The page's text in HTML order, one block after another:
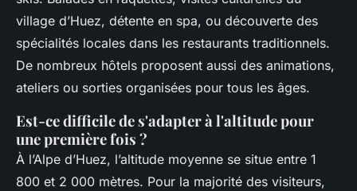
village d’Huez, détente en spa, ou découverte des
spécialités locales dans les restaurants traditionnels.
De nombreux hôtels proposent aussi des animations,
ateliers ou sorties organisées pour tous les âges.
Est-ce difficile de s'adapter à l'altitude pour
une première fois ?
À l’Alpe d’Huez, l’altitude moyenne se situe entre 1
800 et 2 000 mètres. Pour la majorité des visiteurs,